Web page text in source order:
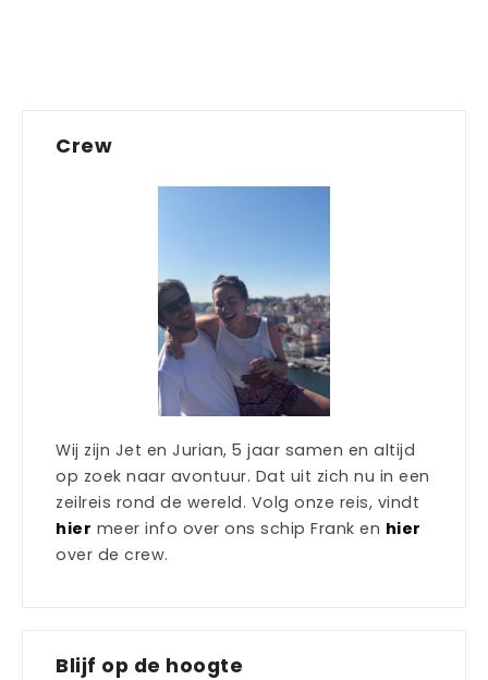
Crew
Wij zijn Jet en Jurian, 5 jaar samen en altijd
op zoek naar avontuur. Dat uit zich nu in een
zeilreis rond de wereld. Volg onze reis, vindt
hier meer info over ons schip Frank en hier
over de crew.
Blijf op de hoogte